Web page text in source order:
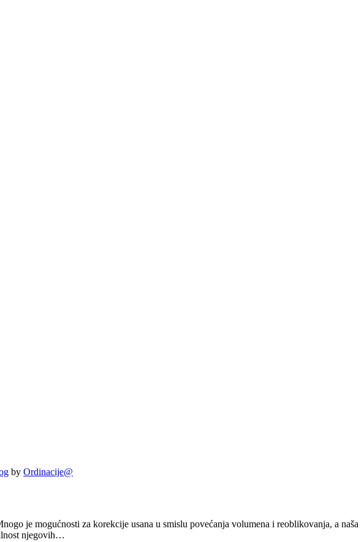
by Ordinacije@
je mogućnosti za korekcije usana u smislu povećanja volumena i reoblikovanja, a naša
njegovih…